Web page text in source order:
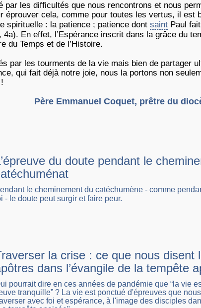
par les difficultés que nous rencontrons et nous
éprouver cela, comme pour toutes les vertus, il est
spirituelle : la patience ; patience dont saint Paul
En effet, l’Espérance inscrit dans la grâce du
du Temps et de l’Histoire.
par les tourments de la vie mais bien de partager
qui fait déjà notre joie, nous la portons non
Père Emmanuel Coquet, prêtre du
du doute pendant le
le cheminement du catéchumène - comme
- le doute peut surgir et faire peur.
la crise : ce que nous disent
dans l’évangile de la tempête
pourrait dire en ces années de pandémie que “la vie
tranquille” ? La vie est ponctué d'épreuves que
avec foi et espérance, à l'image des disciples